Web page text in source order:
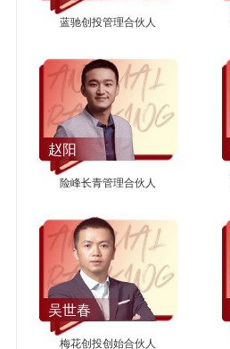
蓝驰创投管理合伙人
赵阳
险峰长青管理合伙人
吴世春
梅花创投创始合伙人